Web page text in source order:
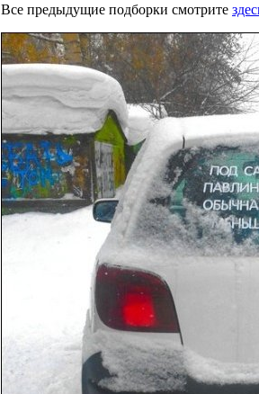
Все предыдущие подборки смотрите